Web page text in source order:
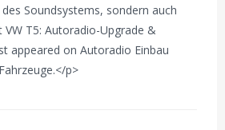
Soundsystems, sondern auch
VW T5: Autoradio-Upgrade &
appeared on Autoradio Einbau
p>